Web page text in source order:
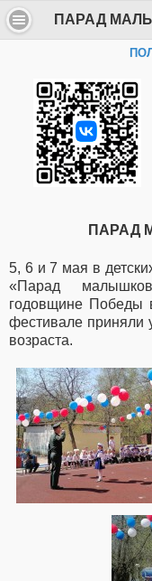
ПАРАД
5, 6 и 7 мая в
«Парад
годовщине Победы
фестивале приняли
возраста.